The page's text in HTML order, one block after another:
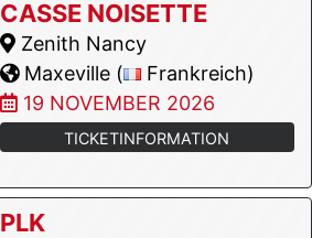
CASSE NOISETTE
Zenith Nancy
Maxeville (
Frankreich)
19 NOVEMBER 2026
TICKETINFORMATION
PLK